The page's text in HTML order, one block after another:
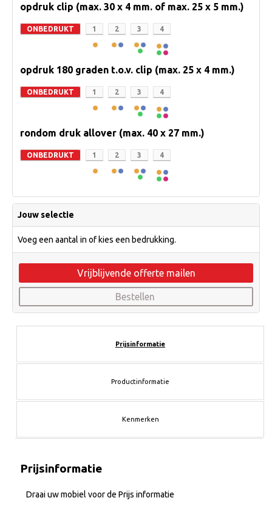
opdruk clip (max. 30 x 4 mm. of max. 25 x 5 mm.)
ONBEDRUKT 1 2 3 4
opdruk 180 graden t.o.v. clip (max. 25 x 4 mm.)
ONBEDRUKT 1 2 3 4
rondom druk allover (max. 40 x 27 mm.)
ONBEDRUKT 1 2 3 4
Jouw selectie
Voeg een aantal in of kies een bedrukking.
Vrijblijvende offerte mailen
Bestellen
Prijsinformatie
Productinformatie
Kenmerken
Prijsinformatie
Draai uw mobiel voor de Prijs informatie